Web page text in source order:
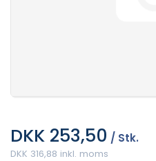
DKK 253,50 / Stk.
DKK 316,88 inkl. moms